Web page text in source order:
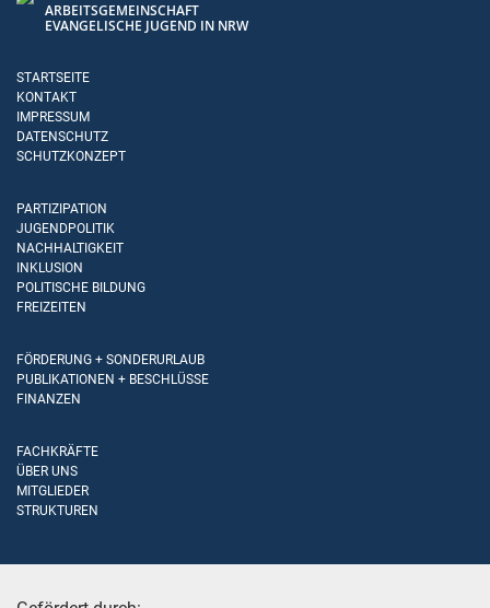
ARBEITSGEMEINSCHAFT
EVANGELISCHE JUGEND IN NRW
STARTSEITE
KONTAKT
IMPRESSUM
DATENSCHUTZ
SCHUTZKONZEPT
PARTIZIPATION
JUGENDPOLITIK
NACHHALTIGKEIT
INKLUSION
POLITISCHE BILDUNG
FREIZEITEN
FÖRDERUNG + SONDERURLAUB
PUBLIKATIONEN + BESCHLÜSSE
FINANZEN
FACHKRÄFTE
ÜBER UNS
MITGLIEDER
STRUKTUREN